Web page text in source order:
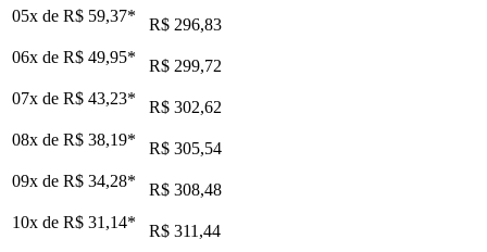
05x de R$ 59,37*
R$ 296,83
06x de R$ 49,95*
R$ 299,72
07x de R$ 43,23*
R$ 302,62
08x de R$ 38,19*
R$ 305,54
09x de R$ 34,28*
R$ 308,48
10x de R$ 31,14*
R$ 311,44